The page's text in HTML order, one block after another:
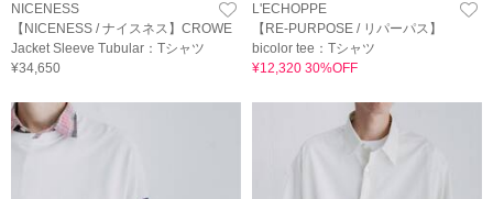
NICENESS
【NICENESS / ナイスネス】CROWE
Jacket Sleeve Tubular：Tシャツ
¥34,650
L'ECHOPPE
【RE-PURPOSE / リパーパス】
bicolor tee：Tシャツ
¥12,320 30%OFF